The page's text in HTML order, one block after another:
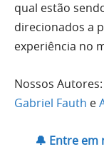
qual estão
direcionados a
experiência no
Nossos Autores:
Gabriel Fauth e
🔔 Entre